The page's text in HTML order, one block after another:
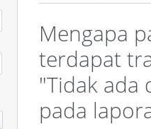
Mengapa
terdapat
"Tidak ada
pada